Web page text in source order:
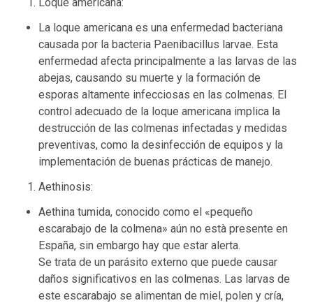
La loque americana es una enfermedad bacteriana
causada por la bacteria Paenibacillus larvae. Esta
enfermedad afecta principalmente a las larvas de las
abejas, causando su muerte y la formación de
esporas altamente infecciosas en las colmenas. El
control adecuado de la loque americana implica la
destrucción de las colmenas infectadas y medidas
preventivas, como la desinfección de equipos y la
implementación de buenas prácticas de manejo.
Aethinosis:
Aethina tumida, conocido como el «pequeño
escarabajo de la colmena» aún no està presente en
España, sin embargo hay que estar alerta.
Se trata de un parásito externo que puede causar
daños significativos en las colmenas. Las larvas de
este escarabajo se alimentan de miel, polen y cría,